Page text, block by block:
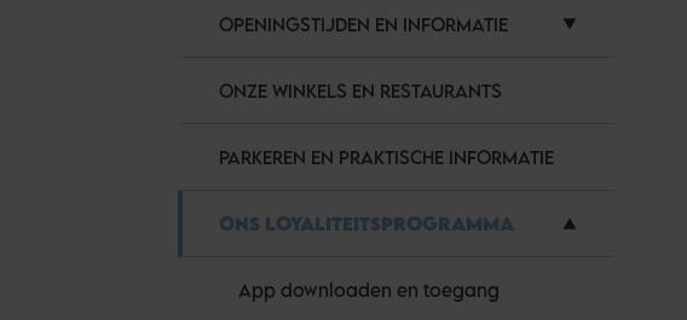
OPENINGSTIJDEN EN INFORMATIE
ONZE WINKELS EN RESTAURANTS
PARKEREN EN PRAKTISCHE INFORMATIE
ONS LOYALITEITSPROGRAMMA
App downloaden en toegang